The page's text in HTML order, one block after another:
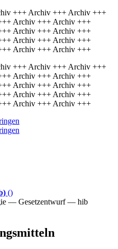
+++ Archiv +++ Archiv +++
Archiv +++ Archiv +++
Archiv +++ Archiv +++
Archiv +++ Archiv +++
Archiv +++ Archiv +++
+++ Archiv +++ Archiv +++
Archiv +++ Archiv +++
Archiv +++ Archiv +++
Archiv +++ Archiv +++
Archiv +++ Archiv +++
()
— Gesetzentwurf — hib